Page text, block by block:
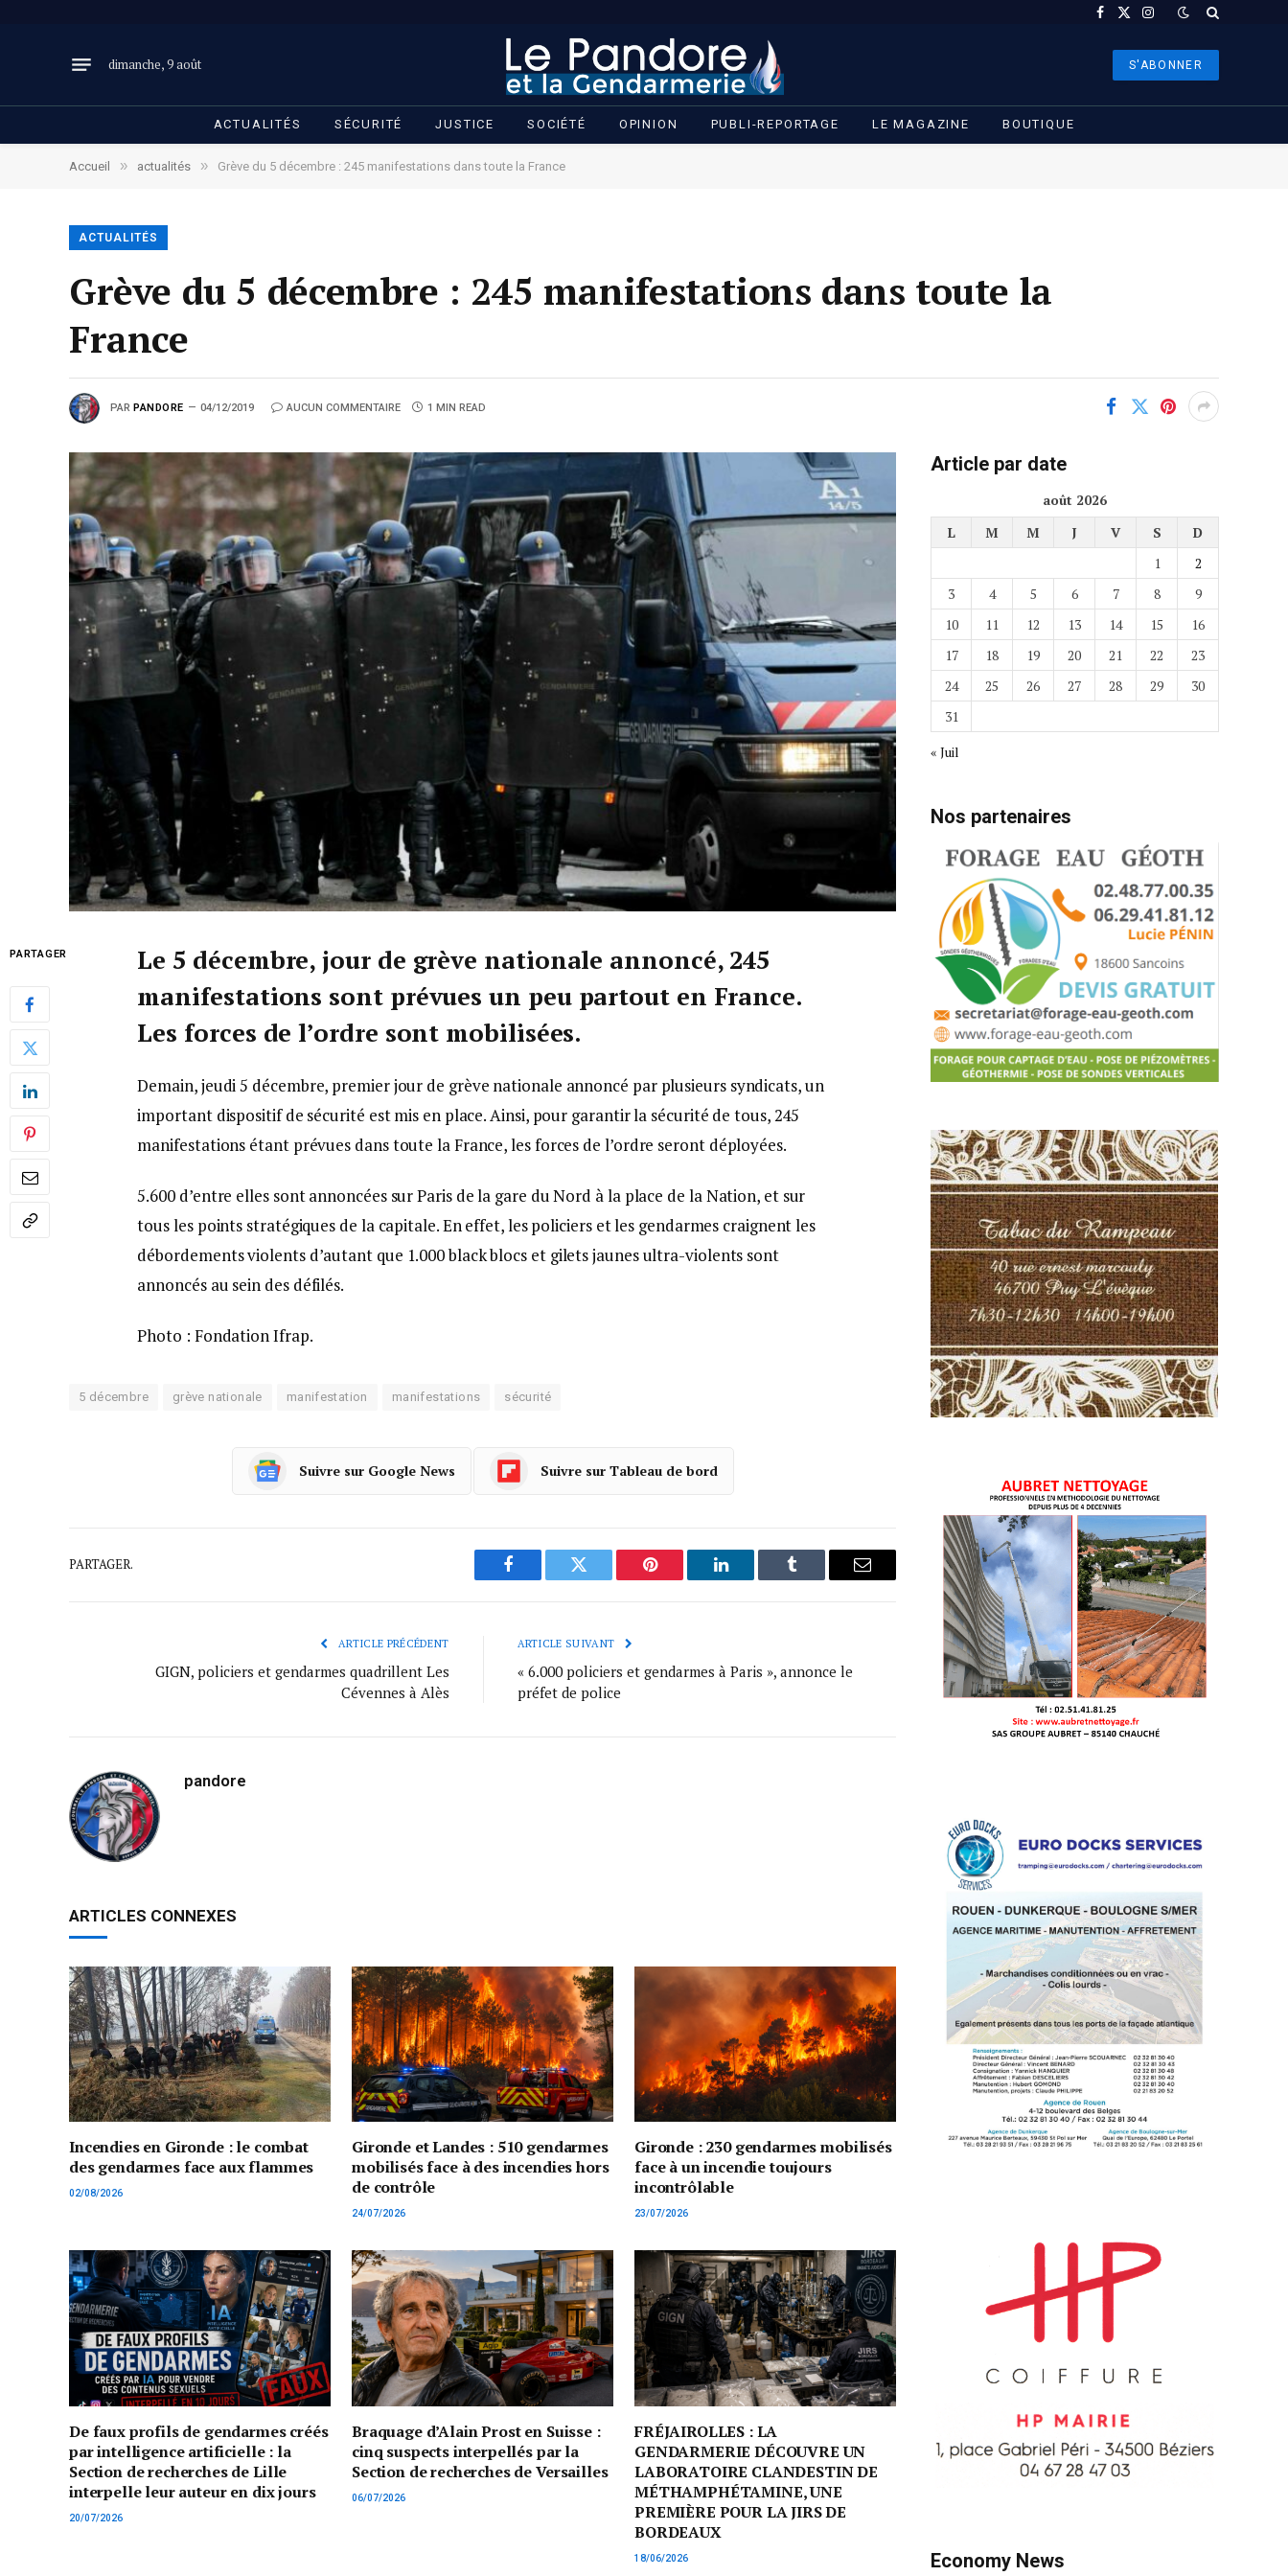
Facebook
X
Instagram
dimanche, 9 août S'ABONNER
ACTUALITÉS SÉCURITÉ JUSTICE SOCIÉTÉ OPINION PUBLI-REPORTAGE LE MAGAZINE BOUTIQUE
Accueil » actualités » Grève du 5 décembre : 245 manifestations dans toute la France
ACTUALITÉS
Grève du 5 décembre : 245 manifestations dans toute la
France
PAR PANDORE 04/12/2019 AUCUN COMMENTAIRE 1 MIN READ
PARTAGER
Le 5 décembre, jour de grève nationale annoncé, 245
manifestations sont prévues un peu partout en France.
Les forces de l’ordre sont mobilisées.
Demain, jeudi 5 décembre, premier jour de grève nationale annoncé par plusieurs syndicats, un
important dispositif de sécurité est mis en place. Ainsi, pour garantir la sécurité de tous, 245
manifestations étant prévues dans toute la France, les forces de l’ordre seront déployées.
5.600 d’entre elles sont annoncées sur Paris de la gare du Nord à la place de la Nation, et sur
tous les points stratégiques de la capitale. En effet, les policiers et les gendarmes craignent les
débordements violents d’autant que 1.000 black blocs et gilets jaunes ultra-violents sont
annoncés au sein des défilés.
Photo : Fondation Ifrap.
5 décembre grève nationale manifestation manifestations sécurité
Suivre sur Google News Suivre sur Tableau de bord
PARTAGER.
Facebook Twitter Pinterest LinkedIn Tumblr Courriel
ARTICLE PRÉCÉDENT
GIGN, policiers et gendarmes quadrillent Les
Cévennes à Alès
ARTICLE SUIVANT
« 6.000 policiers et gendarmes à Paris », annonce le
préfet de police
pandore
ARTICLES CONNEXES
Incendies en Gironde : le combat
des gendarmes face aux flammes
02/08/2026
Gironde et Landes : 510 gendarmes
mobilisés face à des incendies hors
de contrôle
24/07/2026
Gironde : 230 gendarmes mobilisés
face à un incendie toujours
incontrôlable
23/07/2026
De faux profils de gendarmes créés
par intelligence artificielle : la
Section de recherches de Lille
interpelle leur auteur en dix jours
20/07/2026
Braquage d’Alain Prost en Suisse :
cinq suspects interpellés par la
Section de recherches de Versailles
06/07/2026
FRÉJAIROLLES : LA
GENDARMERIE DÉCOUVRE UN
LABORATOIRE CLANDESTIN DE
MÉTHAMPHÉTAMINE, UNE
PREMIÈRE POUR LA JIRS DE
BORDEAUX
18/06/2026
Article par date
août 2026
L
M M J V S
D
1
2
3
4 5 6 7 8
9
10
11 12 13 14 15
16
17
18 19 20 21 22
23
24
25 26 27 28 29
30
31
« Juil
Nos partenaires
Economy News